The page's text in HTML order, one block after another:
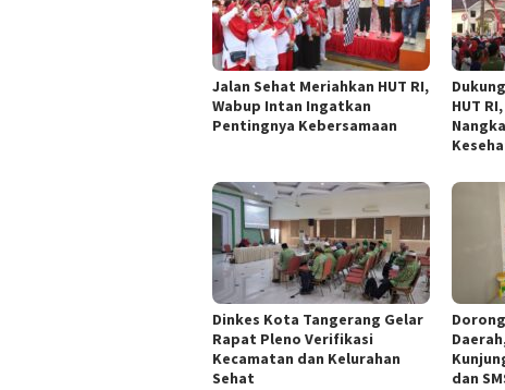
Jalan Sehat Meriahkan HUT RI,
Wabup Intan Ingatkan
Pentingnya Kebersamaan
HUT
Dinkes Kota Tangerang Gelar
Rapat Pleno Verifikasi
Kecamatan dan Kelurahan
Sehat
dan